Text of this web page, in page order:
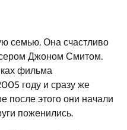
семью. Она счастливо
Джоном Смитом.
фильма
году и сразу же
после этого они начали
поженились.